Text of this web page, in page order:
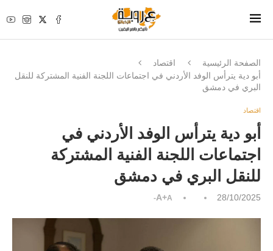
الصفحة الرئيسية
اقتصاد
أبو دية يترأس الوفد الأردني في اجتماعات اللجنة الفنية المشتركة للنقل
البري في دمشق
اقتصاد
أبو دية يترأس الوفد الأردني في
اجتماعات اللجنة الفنية المشتركة
للنقل البري في دمشق
28/10/2025
A+A-